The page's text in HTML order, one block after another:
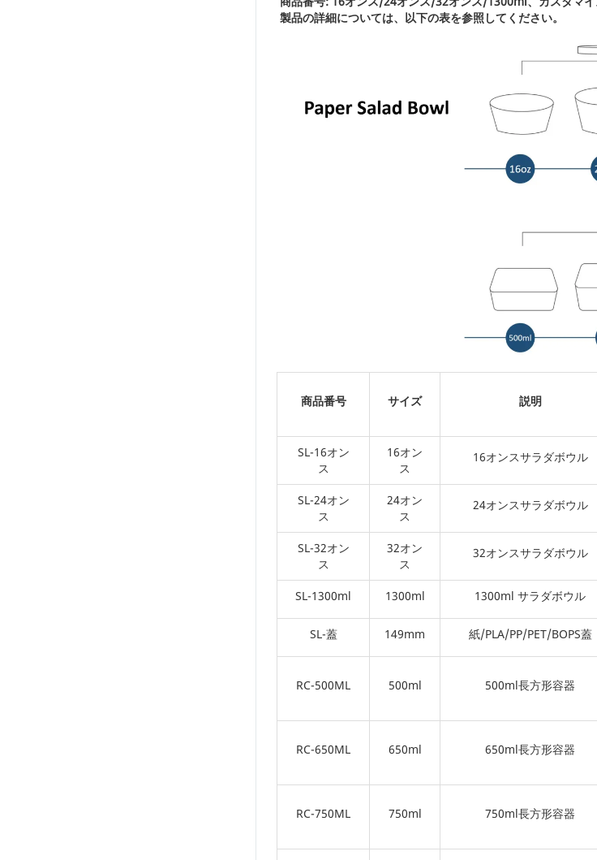
製品の詳細については、以下の表を参照してください。
商品番号 サイズ 説明
SL-16オン
ス
16オン
ス
16オンスサラダボウル
SL-24オン
ス
24オン
ス
24オンスサラダボウル
SL-32オン
ス
32オン
ス
32オンスサラダボウル
SL-1300ml 1300ml 1300ml サラダボウル
SL-蓋 149mm 紙/PLA/PP/PET/BOPS蓋
RC-500ML 500ml 500ml長方形容器
RC-650ML 650ml 650ml長方形容器
RC-750ML 750ml 750ml長方形容器